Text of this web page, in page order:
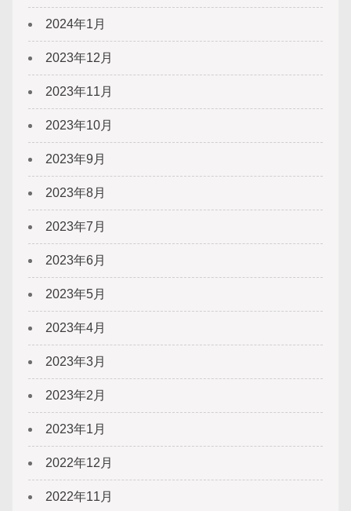
2024年1月
2023年12月
2023年11月
2023年10月
2023年9月
2023年8月
2023年7月
2023年6月
2023年5月
2023年4月
2023年3月
2023年2月
2023年1月
2022年12月
2022年11月